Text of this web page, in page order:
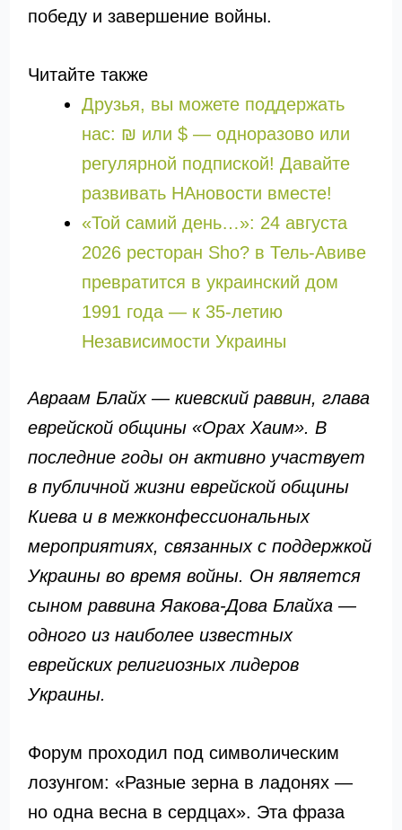
победу и завершение войны.
Читайте также
Друзья, вы можете поддержать
нас: ₪ или $ — одноразово или
регулярной подпиской! Давайте
развивать НАновости вместе!
«Той самий день…»: 24 августа
2026 ресторан Sho? в Тель-Авиве
превратится в украинский дом
1991 года — к 35-летию
Независимости Украины
Авраам Блайх — киевский раввин, глава
еврейской общины «Орах Хаим». В
последние годы он активно участвует
в публичной жизни еврейской общины
Киева и в межконфессиональных
мероприятиях, связанных с поддержкой
Украины во время войны. Он является
сыном раввина Яакова-Дова Блайха —
одного из наиболее известных
еврейских религиозных лидеров
Украины.
Форум проходил под символическим
лозунгом: «Разные зерна в ладонях —
но одна весна в сердцах». Эта фраза